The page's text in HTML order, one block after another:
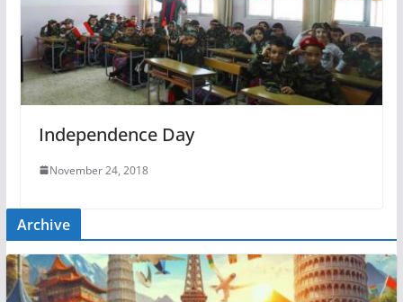
Independence Day
November 24, 2018
Archive